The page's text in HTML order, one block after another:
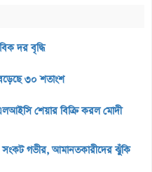
দর বৃদ্ধি
৩০ শতাংশ
শেয়ার বিক্রি করল মোদী
গভীর, আমানতকারীদের ঝুঁকি